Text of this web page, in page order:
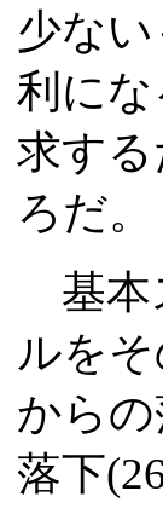
少な
利に
求す
ろだ。
基本
ルを
から
落下